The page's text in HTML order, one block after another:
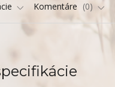
Komentáre 0